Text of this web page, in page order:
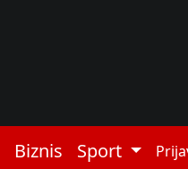
Biznis Sport